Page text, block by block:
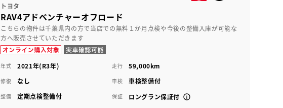
トヨタ
RAV4アドベンチャーオフロード
こちらの物件は千葉県内の方で当店での無料１か月点検や今後の整備入庫が可能な
方へ販売させていただきます
年式 2021年(R3年) 走行 59,000km
修復 なし 車検 車検整備付
整備 定期点検整備付 保証 ロングラン保証付